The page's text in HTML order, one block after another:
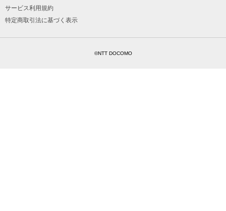
サービス利用規約
特定商取引法に基づく表示
©NTT DOCOMO